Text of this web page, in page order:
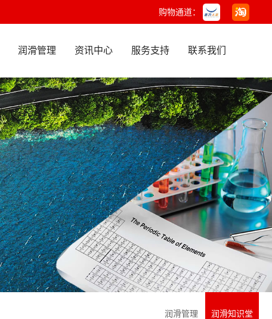
购物通道：
润滑管理 资讯中心 服务支持 联系我们
润滑管理 润滑知识堂